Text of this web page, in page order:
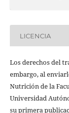
LICENCIA
Los derechos del
embargo, al
Nutrición de la
Universidad
su primera